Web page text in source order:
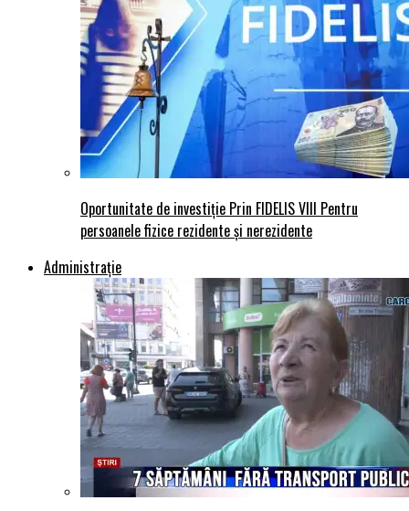
Oportunitate de investiție Prin FIDELIS VIII Pentru
persoanele fizice rezidente și nerezidente
Administraţie